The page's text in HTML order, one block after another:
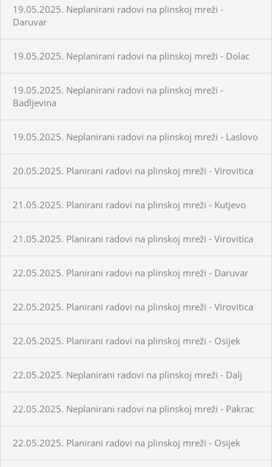
19.05.2025. Neplanirani radovi na plinskoj mreži -
Daruvar
19.05.2025. Neplanirani radovi na plinskoj mreži - Dolac
19.05.2025. Neplanirani radovi na plinskoj mreži -
Badljevina
19.05.2025. Neplanirani radovi na plinskoj mreži - Laslovo
20.05.2025. Planirani radovi na plinskoj mreži - Virovitica
21.05.2025. Planirani radovi na plinskoj mreži - Kutjevo
21.05.2025. Planirani radovi na plinskoj mreži - Virovitica
22.05.2025. Planirani radovi na plinskoj mreži - Daruvar
22.05.2025. Planirani radovi na plinskoj mreži - Virovitica
22.05.2025. Planirani radovi na plinskoj mreži - Osijek
22.05.2025. Neplanirani radovi na plinskoj mreži - Dalj
22.05.2025. Neplanirani radovi na plinskoj mreži - Pakrac
22.05.2025. Planirani radovi na plinskoj mreži - Osijek